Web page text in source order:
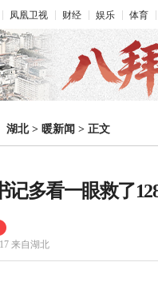
凤凰卫视 财经 娱乐 体育
湖北> 暖新闻 > 正文
多看一眼救了
来自湖北